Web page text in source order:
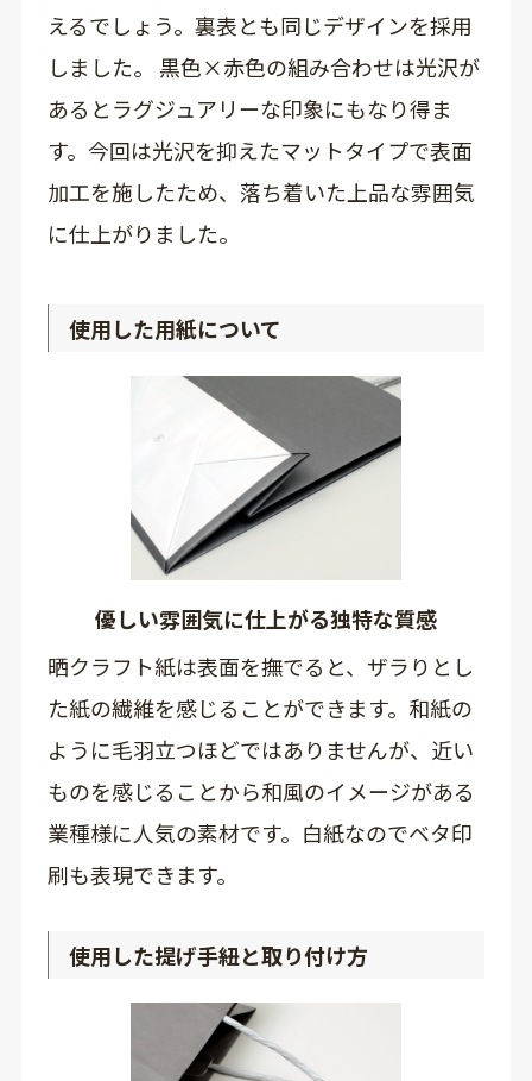
えるでしょう。裏表とも同じデザインを採用
しました。 黒色×赤色の組み合わせは光沢が
あるとラグジュアリーな印象にもなり得ま
す。今回は光沢を抑えたマットタイプで表面
加工を施したため、落ち着いた上品な雰囲気
に仕上がりました。
使用した用紙について
優しい雰囲気に仕上がる独特な質感
晒クラフト紙は表面を撫でると、ザラりとし
た紙の繊維を感じることができます。和紙の
ように毛羽立つほどではありませんが、近い
ものを感じることから和風のイメージがある
業種様に人気の素材です。白紙なのでベタ印
刷も表現できます。
使用した提げ手紐と取り付け方